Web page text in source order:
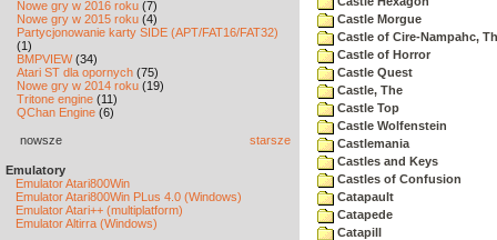
Nowe gry w 2016 roku (7)
Nowe gry w 2015 roku (4)
Partycjonowanie karty SIDE (APT/FAT16/FAT32)
(1)
BMPVIEW(34)
Atari ST dla opornych (75)
Nowe gry w 2014 roku (19)
Tritone engine (11)
QChan Engine (6)
nowsze starsze
Emulatory
Emulator Atari800Win
Emulator Atari800Win PLus 4.0 (Windows)
Emulator Atari++ (multiplatform)
Emulator Altirra (Windows)
Castle Morgue
Castle of Cire-Nampahc,
Castle of Horror
Castle Quest
Castle, The
Castle Top
Castle Wolfenstein
Castlemania
Castles and Keys
Castles of Confusion
Catapault
Catapede
Catapill